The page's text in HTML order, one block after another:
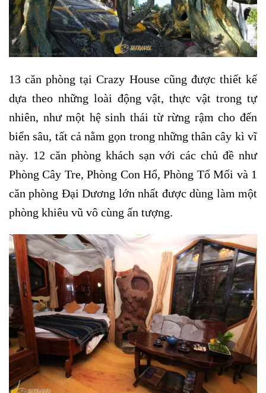
13 căn phòng tại Crazy House cũng được thiết kế
dựa theo những loài động vật, thực vật trong tự
nhiên, như một hệ sinh thái từ rừng rậm cho đến
biển sâu, tất cả nằm gọn trong những thân cây kì vĩ
này. 12 căn phòng khách sạn với các chủ đề như
Phòng Cây Tre, Phòng Con Hổ, Phòng Tổ Mối và 1
căn phòng Đại Dương lớn nhất được dùng làm một
phòng khiêu vũ vô cùng ấn tượng.